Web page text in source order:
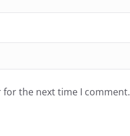
for the next time I comment.